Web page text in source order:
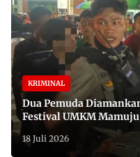
KRIMINAL
Dua Pemuda
Festival UMKM
18 Juli 2026